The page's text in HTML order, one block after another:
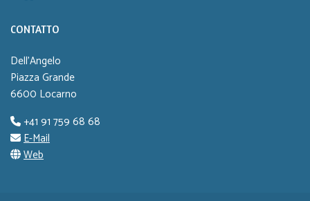
CONTATTO
Dell'Angelo
Piazza Grande
6600 Locarno
+41 91 759 68 68
E-Mail
Web